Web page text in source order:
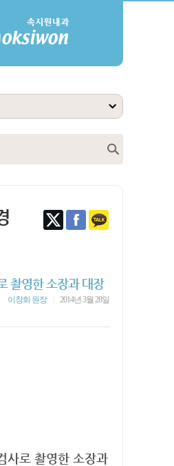
촬영한 소장과 대장
이창화 원장 2014년 3월 28일
사로 촬영한 소장과